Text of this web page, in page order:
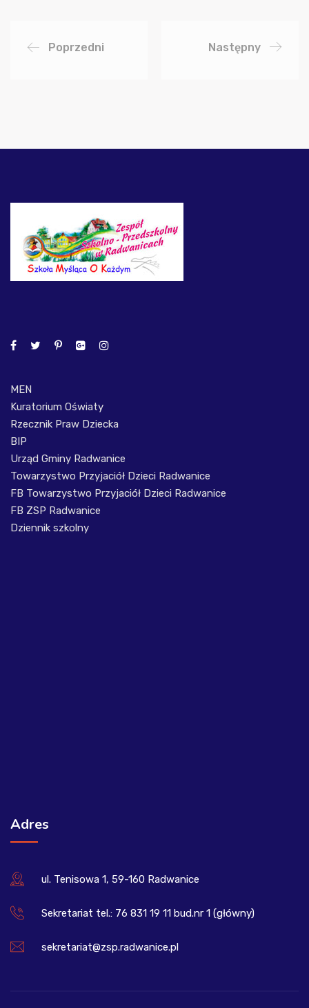
Poprzedni Następny
MEN
Kuratorium Oświaty
Rzecznik Praw Dziecka
BIP
Urząd Gminy Radwanice
Towarzystwo Przyjaciół Dzieci Radwanice
FB Towarzystwo Przyjaciół Dzieci Radwanice
FB ZSP Radwanice
Dziennik szkolny
Adres
ul. Tenisowa 1, 59-160 Radwanice
Sekretariat tel.: 76 831 19 11 bud.nr 1 (główny)
sekretariat@zsp.radwanice.pl